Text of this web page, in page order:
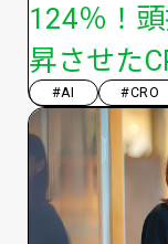
124％！
昇させた
#AI #CRO